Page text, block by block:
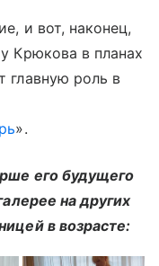
и вот, наконец,
Крюкова в планах
главную роль в
».
его будущего
на других
в возрасте: